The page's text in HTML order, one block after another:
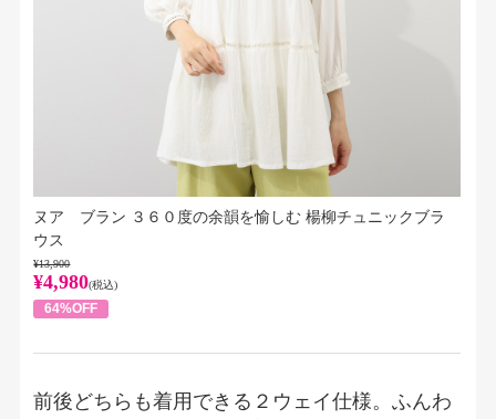
ヌア ブラン ３６０度の余韻を愉しむ 楊柳チュニックブラ
ウス
¥13,900
¥4,980(税込)
64%OFF
前後どちらも着用できる２ウェイ仕様。ふんわ